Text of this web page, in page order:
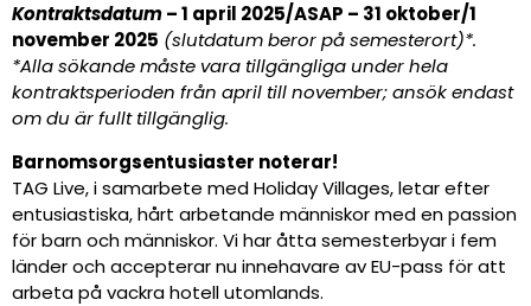
Kontraktsdatum– 1 april 2025/ASAP – 31 oktober/1
november 2025 (slutdatum beror på semesterort)*.
*Alla sökande måste vara tillgängliga under hela
kontraktsperioden från april till november; ansök endast
om du är fullt tillgänglig.
Barnomsorgsentusiaster noterar!
TAG Live, i samarbete med Holiday Villages, letar efter
entusiastiska, hårt arbetande människor med en passion
för barn och människor. Vi har åtta semesterbyar i fem
länder och accepterar nu innehavare av EU-pass för att
arbeta på vackra hotell utomlands.